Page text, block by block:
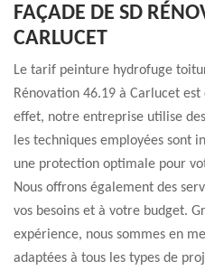
FAÇADE DE SD
CARLUCET
Le tarif peinture hydrofuge
Rénovation 46.19 à Carlucet
effet, notre entreprise utilise
les techniques employées sont
une protection optimale pour
Nous offrons également des
vos besoins et à votre budget.
expérience, nous sommes en
adaptées à tous les types de